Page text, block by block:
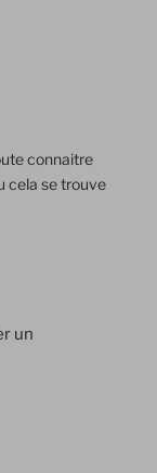
connaitre
cela se trouve
un